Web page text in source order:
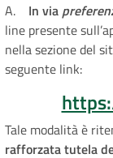
A. In via
line presente
nella sezione del
seguente link:
Tale modalità è
rafforzata tutela